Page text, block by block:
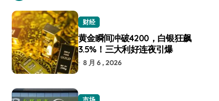
财经
黄金瞬间冲破4200，白银狂飙
3.5%！三大利好连夜引爆
8 月 6 , 2026